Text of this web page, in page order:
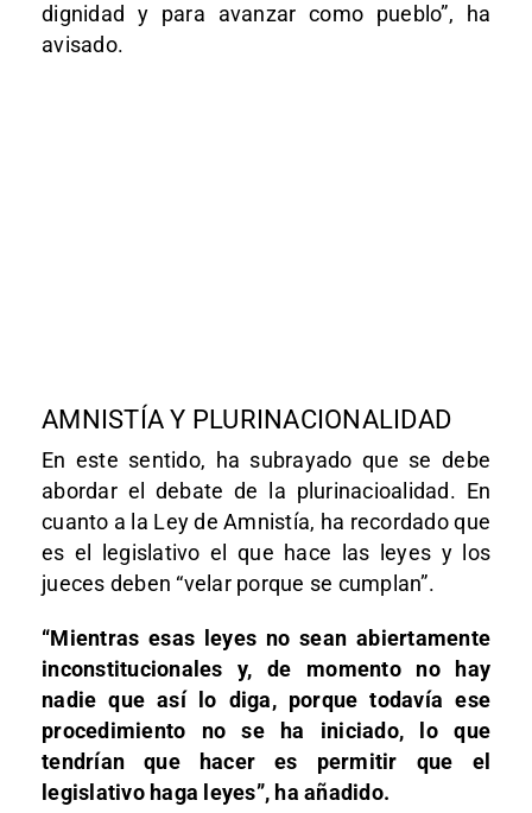
dignidad y para avanzar como pueblo”, ha
avisado.
AMNISTÍA Y PLURINACIONALIDAD
En este sentido, ha subrayado que se debe
abordar el debate de la plurinacioalidad. En
cuanto a la Ley de Amnistía, ha recordado que
es el legislativo el que hace las leyes y los
jueces deben “velar porque se cumplan”.
“Mientras esas leyes no sean abiertamente
inconstitucionales y, de momento no hay
nadie que así lo diga, porque todavía ese
procedimiento no se ha iniciado, lo que
tendrían que hacer es permitir que el
legislativo haga leyes”, ha añadido.